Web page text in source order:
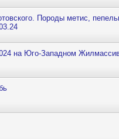
Породы метис,
на Юго-Западном